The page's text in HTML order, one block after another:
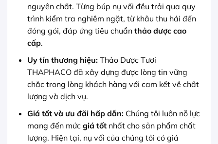
nguyên chất. Từng búp nụ vối đều trải qua quy
trình kiểm tra nghiêm ngặt, từ khâu thu hái đến
đóng gói, đáp ứng tiêu chuẩn thảo dược cao
cấp.
Uy tín thương hiệu:Thảo Dược Tươi
THAPHACO đã xây dựng được lòng tin vững
chắc trong lòng khách hàng với cam kết về chất
lượng và dịch vụ.
Giá tốt và ưu đãi hấp dẫn:Chúng tôi luôn nỗ lực
mang đến mức giá tốtnhất cho sản phẩm chất
lượng. Hiện tại, nụ vối của chúng tôi có giá